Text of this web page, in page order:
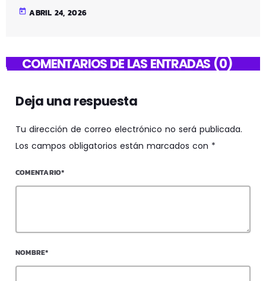
today ABRIL 24, 2026
COMENTARIOS DE LAS ENTRADAS (0)
Deja una respuesta
Tu dirección de correo electrónico no será publicada.
Los campos obligatorios están marcados con *
COMENTARIO*
NOMBRE*